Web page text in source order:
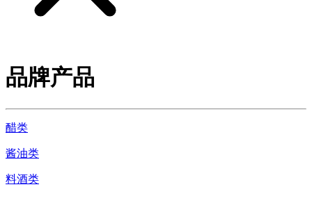
品牌产品
醋类
酱油类
料酒类